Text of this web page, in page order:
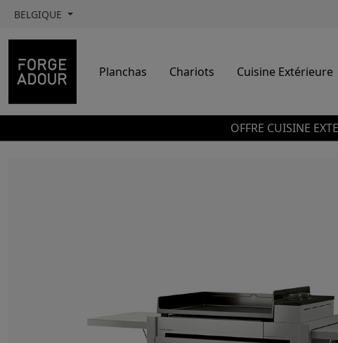
BELGIQUE
Planchas Chariots Cuisine Extérieure
OFFRE CUISINE